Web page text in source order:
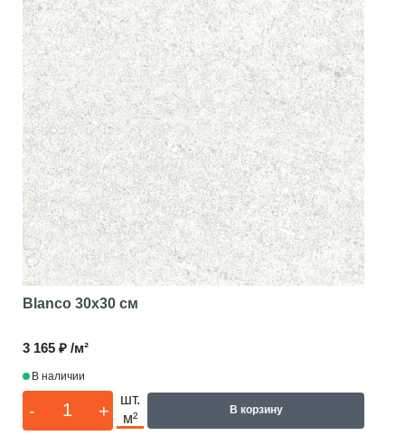
Blanco 30x30 см
3 165 ₽ /м²
В наличии
- +
шт.
м²
В корзину